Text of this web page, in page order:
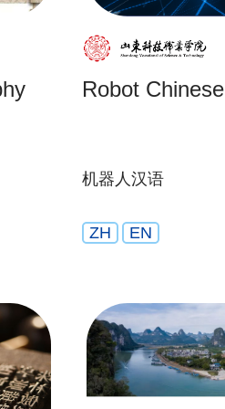
Robot Chinese
机器人汉语
ZH EN